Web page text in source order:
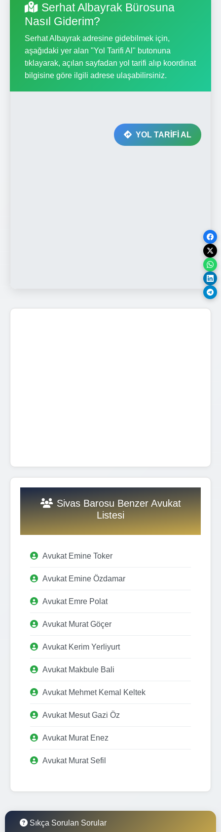
Serhat Albayrak Bürosuna
Nasıl Giderim?
Serhat Albayrak adresine gidebilmek için,
aşağıdaki yer alan "Yol Tarifi Al" butonuna
tıklayarak, açılan sayfadan yol tarifi alıp koordinat
bilgisine göre ilgili adrese ulaşabilirsiniz.
YOL TARİFİ AL
Sivas Barosu Benzer Avukat
Listesi
Avukat Emine Toker
Avukat Emine Özdamar
Avukat Emre Polat
Avukat Murat Göçer
Avukat Kerim Yerliyurt
Avukat Makbule Bali
Avukat Mehmet Kemal Keltek
Avukat Mesut Gazi Öz
Avukat Murat Enez
Avukat Murat Sefil
Sıkça Sorulan Sorular